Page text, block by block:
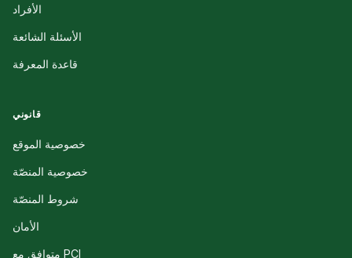
الأفراد
الأسئلة الشائعة
قاعدة المعرفة
قانوني
خصوصية الموقع
خصوصية المنصّة
شروط المنصّة
الأمان
متوافق مع PCI